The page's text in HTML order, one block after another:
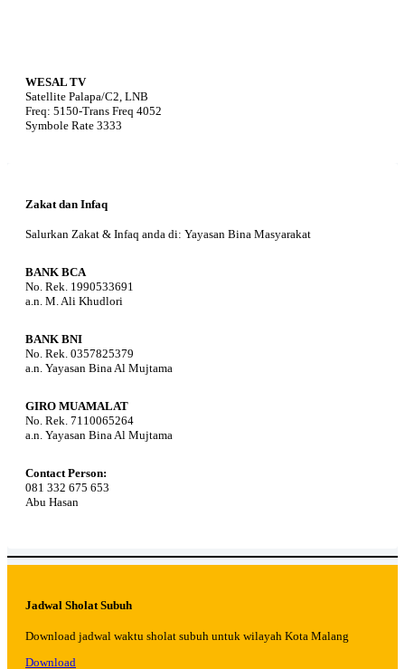
WESAL TV
Satellite Palapa/C2, LNB
Freq: 5150-Trans Freq 4052
Symbole Rate 3333
Zakat dan Infaq
Salurkan Zakat & Infaq anda di: Yayasan Bina Masyarakat
BANK BCA
No. Rek. 1990533691
a.n. M. Ali Khudlori
BANK BNI
No. Rek. 0357825379
a.n. Yayasan Bina Al Mujtama
GIRO MUAMALAT
No. Rek. 7110065264
a.n. Yayasan Bina Al Mujtama
Contact Person:
081 332 675 653
Abu Hasan
Jadwal Sholat Subuh
Download jadwal waktu sholat subuh untuk wilayah Kota Malang
Download